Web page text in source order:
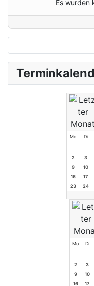
Es wurden
Mo Di
2
3
9
10
16
17
23
24
Mo Di
2
3
9
10
16
17